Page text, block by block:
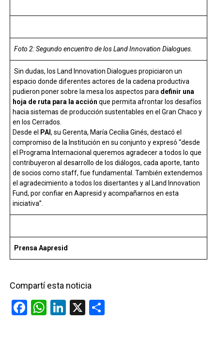
Foto 2: Segundo encuentro de los Land Innovation Dialogues.
Sin dudas, los Land Innovation Dialogues propiciaron un
espacio donde diferentes actores de la cadena productiva
pudieron poner sobre la mesa los aspectos para definir una
hoja de ruta para la acción que permita afrontar los desafíos
hacia sistemas de producción sustentables en el Gran Chaco y
en los Cerrados.
Desde el
PAI , su Gerenta, María Cecilia Ginés, destacó el
compromiso de la Institución en su conjunto y expresó “desde
el Programa Internacional queremos agradecer a todos lo que
contribuyeron al desarrollo de los diálogos, cada aporte, tanto
de socios como staff, fue fundamental. También extendemos
el agradecimiento a todos los disertantes y al Land Innovation
Fund, por confiar en Aapresid y acompañarnos en esta
iniciativa”.
Prensa Aapresid
Compartí esta noticia
F
W Li
X